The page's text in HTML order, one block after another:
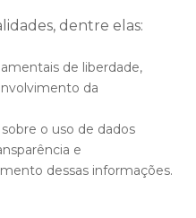
dentre elas:
de liberdade,
da
o uso de dados
e
dessas informações.